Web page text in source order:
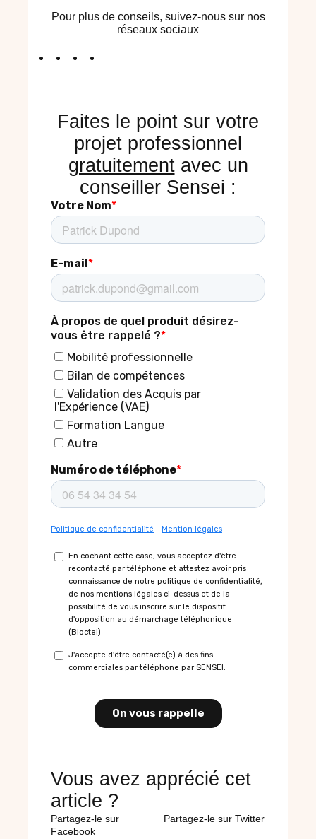
Pour plus de conseils, suivez-nous sur nos
réseaux sociaux
Faites le point sur votre
projet professionnel
gratuitementavec un
conseiller Sensei :
Vous avez apprécié cet
article ?
Partagez-le sur
Facebook
Partagez-le sur Twitter